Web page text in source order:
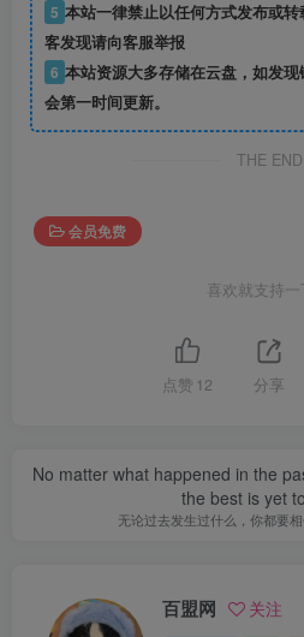
5 本站一律禁止以任何方式发布或
客发现请向客服举报
6 本站资源大多存储在云盘，如发
会第一时间更新。
THE END
会员免费
喜欢就支持
点赞 12 分享
No matter what happened in the
the best is yet
无论过去发生过什么，你都要
百盟网 关注